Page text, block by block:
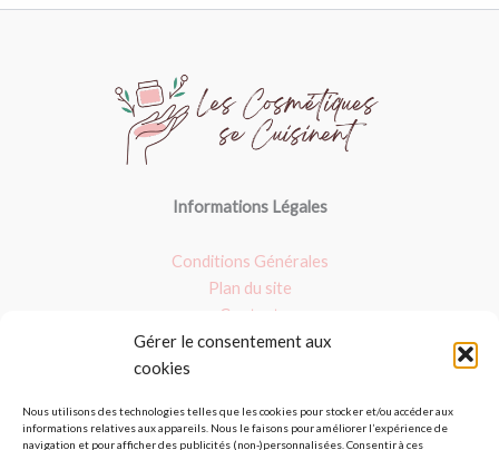
Gérer le consentement aux
cookies
Nous utilisons des technologies telles que les cookies pour stocker et/ou accéder aux
informations relatives aux appareils. Nous le faisons pour améliorer l’expérience de
navigation et pour afficher des publicités (non-)personnalisées. Consentir à ces
Informations Légales
Conditions Générales
Plan du site
Contact
Nos dossiers
Argile verte
Masques : Avis et fait maison